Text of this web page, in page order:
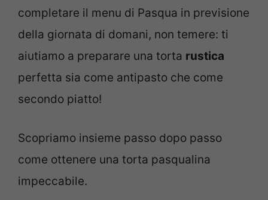
completare il menu di Pasqua in previsione
della giornata di domani, non temere: ti
aiutiamo a preparare una torta rustica
perfetta sia come antipasto che come
secondo piatto!
Scopriamo insieme passo dopo passo
come ottenere una torta pasqualina
impeccabile.